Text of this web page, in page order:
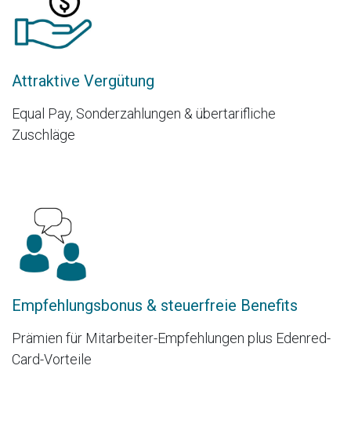
Attraktive Vergütung
Equal Pay, Sonderzahlungen & übertarifliche
Zuschläge
Empfehlungsbonus & steuerfreie Benefits
Prämien für Mitarbeiter-Empfehlungen plus Edenred-
Card-Vorteile